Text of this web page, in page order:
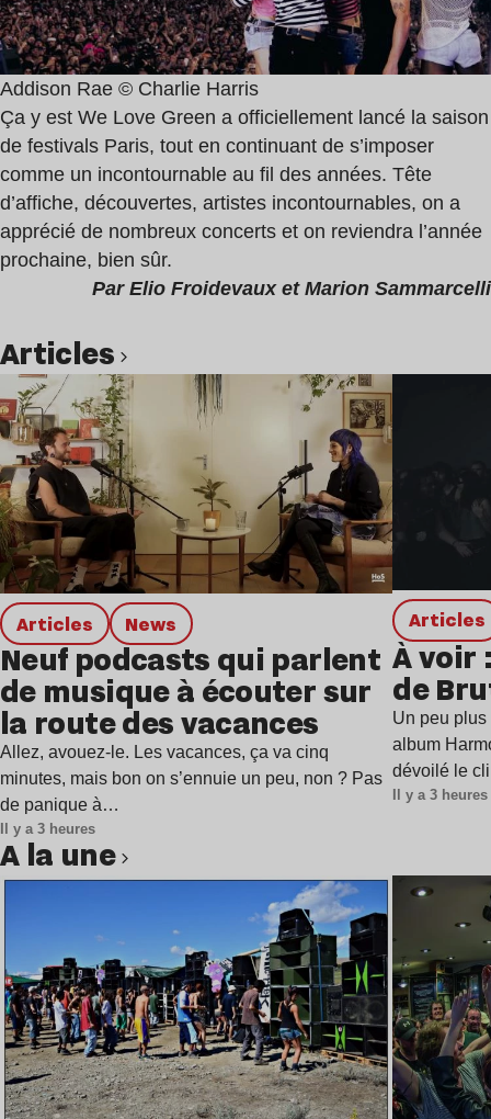
Addison Rae © Charlie Harris
Ça y est We Love Green a officiellement lancé la saison
de festivals Paris, tout en continuant de s’imposer
comme un incontournable au fil des années. Tête
d’affiche, découvertes, artistes incontournables, on a
apprécié de nombreux concerts et on reviendra l’année
prochaine, bien sûr.
Par Elio Froidevaux et Marion Sammarcelli
Articles
Articles news
Neuf podcasts qui parlent
de musique à écouter sur
la route des vacances
Allez, avouez-le. Les vacances, ça va cinq
minutes, mais bon on s’ennuie un peu, non ? Pas
de panique à…
Il y a 3 heures
Articles
À voir
de
Un peu plus
album
dévoilé le
Il y a 3 heures
Lire l’article
A la une
Lire l’article